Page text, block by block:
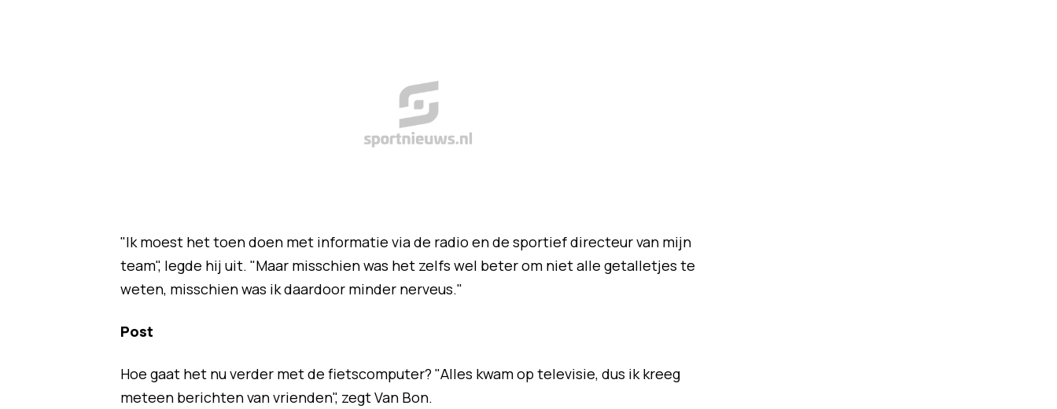
"Ik moest het toen doen met informatie via de radio en de sportief directeur van mijn
team", legde hij uit. "Maar misschien was het zelfs wel beter om niet alle getalletjes te
weten, misschien was ik daardoor minder nerveus."
Post
Hoe gaat het nu verder met de fietscomputer? "Alles kwam op televisie, dus ik kreeg
meteen berichten van vrienden", zegt Van Bon.